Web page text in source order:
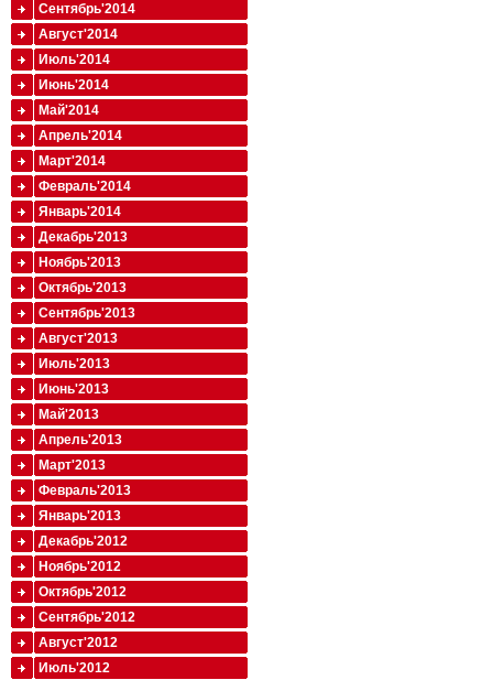
Сентябрь'2014
Август'2014
Июль'2014
Июнь'2014
Май'2014
Апрель'2014
Март'2014
Февраль'2014
Январь'2014
Декабрь'2013
Ноябрь'2013
Октябрь'2013
Сентябрь'2013
Август'2013
Июль'2013
Июнь'2013
Май'2013
Апрель'2013
Март'2013
Февраль'2013
Январь'2013
Декабрь'2012
Ноябрь'2012
Октябрь'2012
Сентябрь'2012
Август'2012
Июль'2012